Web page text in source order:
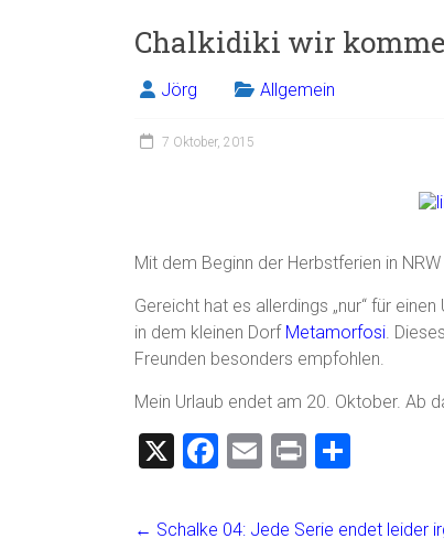
Chalkidiki wir
Jörg Allgemein
7 Oktober, 2015
Mit dem Beginn der Herbstferien in NRW
Gereicht hat es allerdings „nur“ für
in dem kleinen Dorf Metamorfosi .
Freunden besonders empfohlen.
Mein Urlaub endet am 20. Oktober. Ab
X
F
ce
E
ai
Pr
t
e
← Schalke 04: Jede Serie endet leider